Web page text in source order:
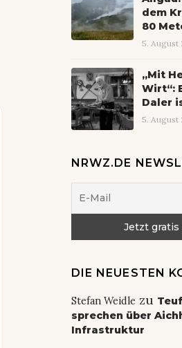
dem
80
5. August
„Mit
Wirt“:
Daler
5. August
NRWZ.DE
DIE NEUESTEN
Stefan Weidle zu
sprechen über
Infrastruktur